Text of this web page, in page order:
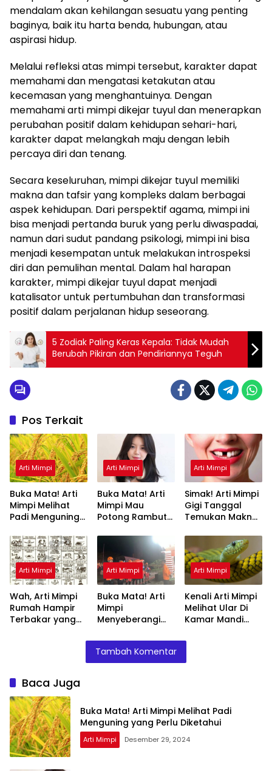
mendalam akan kehilangan sesuatu yang penting
baginya, baik itu harta benda, hubungan, atau
aspirasi hidup.
Melalui refleksi atas mimpi tersebut, karakter dapat
memahami dan mengatasi ketakutan atau
kecemasan yang menghantuinya. Dengan
memahami arti mimpi dikejar tuyul dan menerapkan
perubahan positif dalam kehidupan sehari-hari,
karakter dapat melangkah maju dengan lebih
percaya diri dan tenang.
Secara keseluruhan, mimpi dikejar tuyul memiliki
makna dan tafsir yang kompleks dalam berbagai
aspek kehidupan. Dari perspektif agama, mimpi ini
bisa menjadi pertanda buruk yang perlu diwaspadai,
namun dari sudut pandang psikologi, mimpi ini bisa
menjadi kesempatan untuk melakukan introspeksi
diri dan pemulihan mental. Dalam hal harapan
karakter, mimpi dikejar tuyul dapat menjadi
katalisator untuk pertumbuhan dan transformasi
positif dalam perjalanan hidup seseorang.
5 Zodiak Paling Keras Kepala: Tidak Mudah
Berubah Pikiran dan Pendiriannya Teguh
Pos Terkait
Arti Mimpi
Buka Mata! Arti
Mimpi Melihat
Padi Menguning
Diketahui
Arti Mimpi
Buka Mata! Arti
Mimpi Mau
Potong Rambut
Ini Penjelasannya
Arti Mimpi
Simak! Arti Mimpi
Gigi Tanggal
Temukan Makna
Arti Mimpi
Wah, Arti Mimpi
Rumah Hampir
Terbakar yang
Arti Mimpi
Buka Mata! Arti
Mimpi
Menyeberangi
Teman Ternyata
Ini Artinya
Menurut Pakar
Arti Mimpi
Kenali Arti Mimpi
Melihat Ular Di
Kamar Mandi
Ini Penjelasannya
Tambah Komentar
Baca Juga
Buka Mata! Arti Mimpi Melihat Padi
Menguning yang Perlu Diketahui
Arti Mimpi Desember 29, 2024